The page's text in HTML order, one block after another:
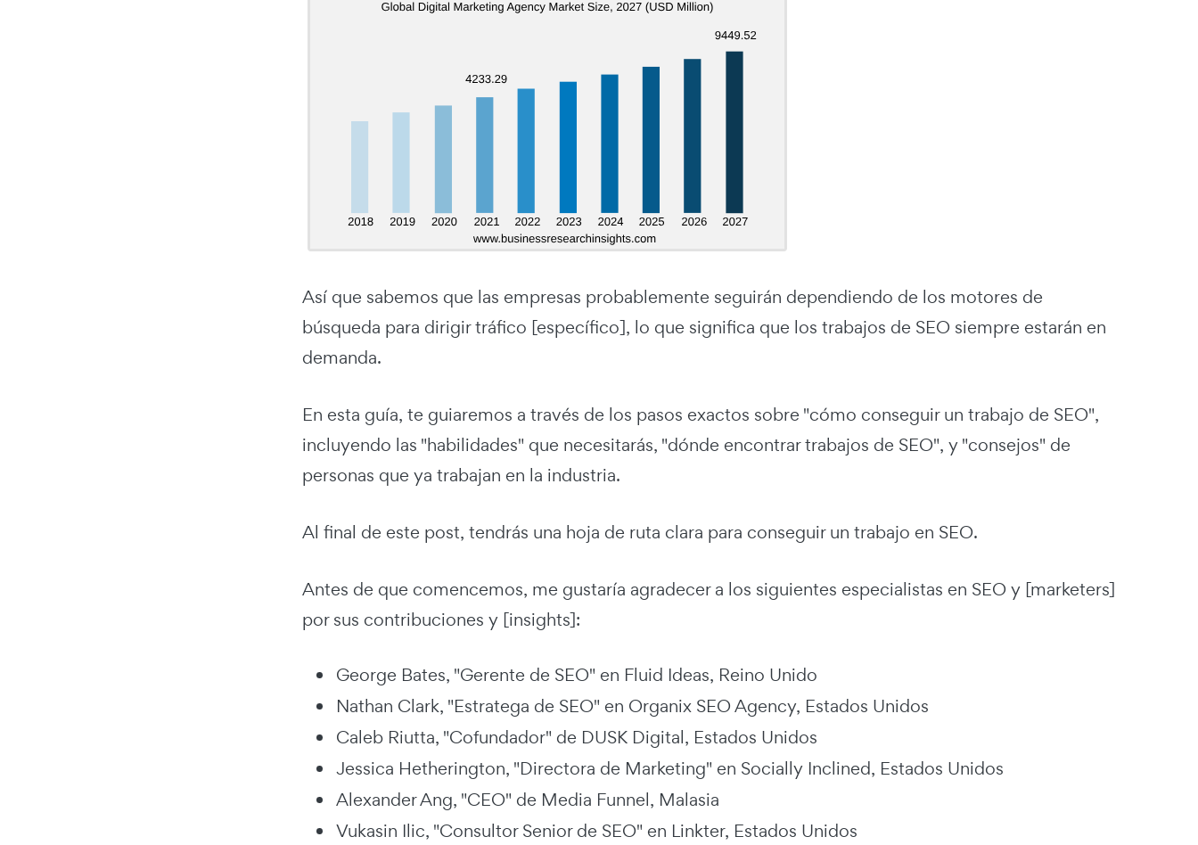
Así que sabemos que las empresas probablemente seguirán dependiendo de los motores de
búsqueda para dirigir tráfico [específico], lo que significa que los trabajos de SEO siempre estarán en
demanda.
En esta guía, te guiaremos a través de los pasos exactos sobre "cómo conseguir un trabajo de SEO",
incluyendo las "habilidades" que necesitarás, "dónde encontrar trabajos de SEO", y "consejos" de
personas que ya trabajan en la industria.
Al final de este post, tendrás una hoja de ruta clara para conseguir un trabajo en SEO.
Antes de que comencemos, me gustaría agradecer a los siguientes especialistas en SEO y [marketers]
por sus contribuciones y [insights]:
George Bates, "Gerente de SEO" en Fluid Ideas, Reino Unido
Nathan Clark, "Estratega de SEO" en Organix SEO Agency, Estados Unidos
Caleb Riutta, "Cofundador" de DUSK Digital, Estados Unidos
Jessica Hetherington, "Directora de Marketing" en Socially Inclined, Estados Unidos
Alexander Ang, "CEO" de Media Funnel, Malasia
Vukasin Ilic, "Consultor Senior de SEO" en Linkter, Estados Unidos